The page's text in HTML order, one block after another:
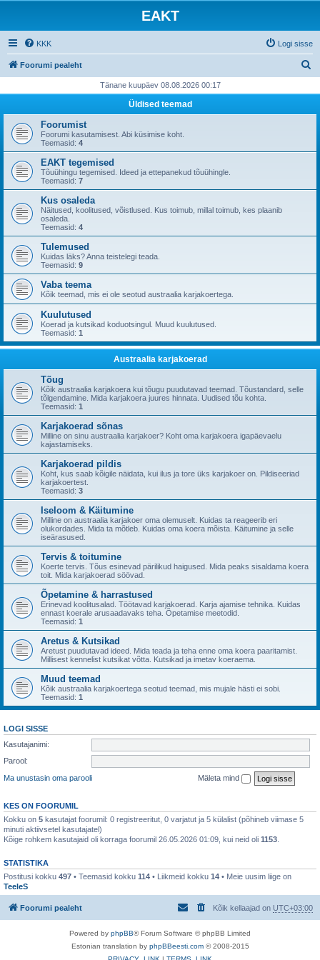
EAKT
KKK Logi sisse
Foorumi pealeht
i
Tänane kuupäev 08.08.2026 00:17
Üldised teemad
Foorumist
Foorumi kasutamisest. Abi küsimise koht.
Teemasid: 4
EAKT tegemised
Tõuühingu tegemised. Ideed ja ettepanekud tõuühingle.
Teemasid: 7
Kus osaleda
Näitused, koolitused, võistlused. Kus toimub, millal toimub, kes plaanib
osaleda.
Teemasid: 4
Tulemused
Kuidas läks? Anna teistelegi teada.
Teemasid: 9
Vaba teema
Kõik teemad, mis ei ole seotud austraalia karjakoertega.
Kuulutused
Koerad ja kutsikad koduotsingul. Muud kuulutused.
Teemasid: 1
Austraalia karjakoerad
Tõug
Kõik austraalia karjakoera kui tõugu puudutavad teemad. Tõustandard, selle
tõlgendamine. Mida karjakoera juures hinnata. Uudised tõu kohta.
Teemasid: 1
Karjakoerad sõnas
Milline on sinu austraalia karjakoer? Koht oma karjakoera igapäevaelu
kajastamiseks.
Karjakoerad pildis
Koht, kus saab kõigile näidata, kui ilus ja tore üks karjakoer on. Pildiseeriad
karjakoertest.
Teemasid: 3
Iseloom & Käitumine
Milline on austraalia karjakoer oma olemuselt. Kuidas ta reageerib eri
olukordades. Mida ta mõtleb. Kuidas oma koera mõista. Käitumine ja selle
iseärasused.
Tervis & toitumine
Koerte tervis. Tõus esinevad pärilikud haigused. Mida peaks sisaldama koera
toit. Mida karjakoerad söövad.
Õpetamine & harrastused
Erinevad koolitusalad. Töötavad karjakoerad. Karja ajamise tehnika. Kuidas
ennast koerale arusaadavaks teha. Õpetamise meetodid.
Teemasid: 1
Aretus & Kutsikad
Aretust puudutavad ideed. Mida teada ja teha enne oma koera paaritamist.
Millisest kennelist kutsikat võtta. Kutsikad ja imetav koeraema.
Muud teemad
Kõik austraalia karjakoertega seotud teemad, mis mujale hästi ei sobi.
Teemasid: 1
LOGI SISSE
Kasutajanimi:
Parool:
Ma unustasin oma parooli
Mäleta mind
KES ON FOORUMIL
Kokku on 5 kasutajat foorumil: 0 registreeritut, 0 varjatut ja 5 külalist (põhineb viimase 5
minuti aktiivsetel kasutajatel)
Kõige rohkem kasutajaid oli korraga foorumil 26.05.2026 01:09, kui neid oli 1153
STATISTIKA
Postitusi kokku 497 • Teemasid kokku 114 • Liikmeid kokku 14 • Meie uusim liige on
TeeleS
Foorumi pealeht Kõik kellaajad on UTC+03:00
Powered by phpBB® Forum Software © phpBB Limited
Estonian translation by phpBBeesti.com© 2008-2015